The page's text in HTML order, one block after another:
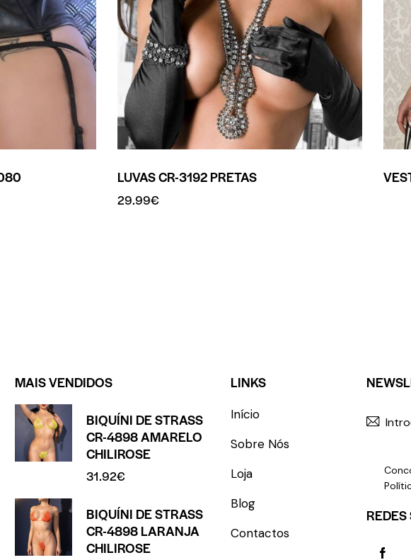
LUVAS CR-3192 PRETAS
29.99€
MAIS VENDIDOS
BIQUÍNI DE STRASS
CR-4898 AMARELO
CHILIROSE
31.92€
BIQUÍNI DE STRASS
CR-4898 LARANJA
CHILIROSE
LINKS
Início
Sobre Nós
Loja
Blog
Contactos